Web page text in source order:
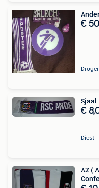
€
Sjaal
€
Diest
AZ (